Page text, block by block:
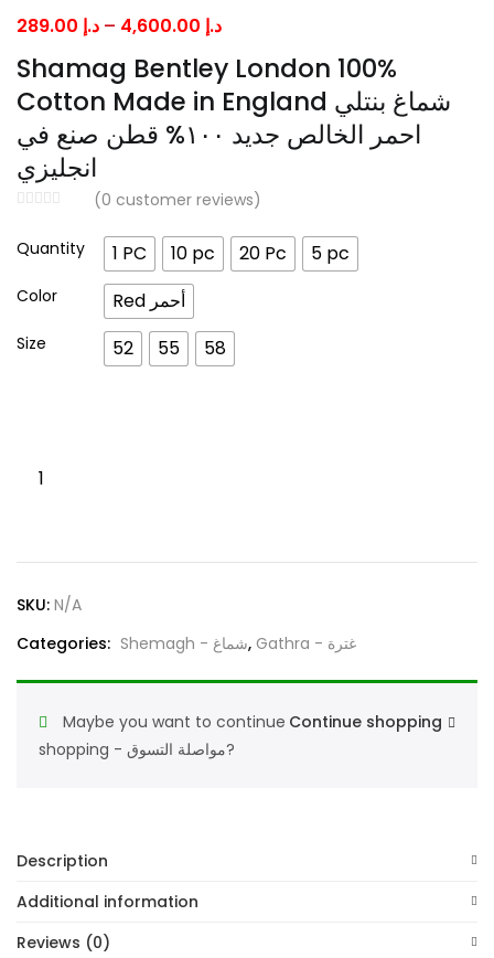
Shamag Bentley London 100%
Cotton Made in England شماغ بنتلي
احمر الخالص جديد ١٠٠% قطن صنع في
انجليزي
(0 customer reviews)
د.إ – د.إPrice
range:
د.إ 289.00
through
د.إ 4,600.00
Quantity 1 PC 10 pc 20 Pc 5 pc
Color Red أحمر
Size 52 55 58
Shamag
Made
in
بنتلي
احمر
قطن
صنع
SKU: N/A
Categories:
Shemagh - شماغ, Gathra - غترة
Continue shopping
Maybe you want to continue
shopping - مواصلة التسوق?
Description
Additional information
Reviews (0)